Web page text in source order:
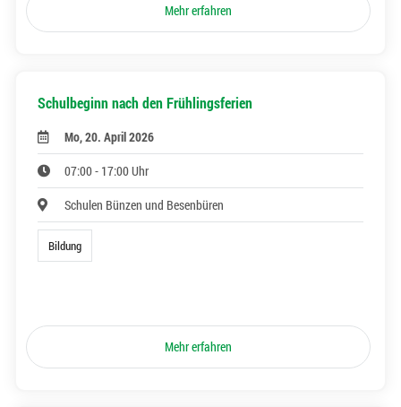
Mehr erfahren
Schulbeginn nach den Frühlingsferien
Mo, 20. April 2026
07:00 - 17:00 Uhr
Schulen Bünzen und Besenbüren
Bildung
Mehr erfahren